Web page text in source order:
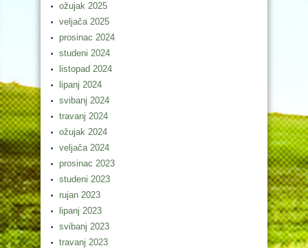
ožujak 2025
veljača 2025
prosinac 2024
studeni 2024
listopad 2024
lipanj 2024
svibanj 2024
travanj 2024
ožujak 2024
veljača 2024
prosinac 2023
studeni 2023
rujan 2023
lipanj 2023
svibanj 2023
travanj 2023